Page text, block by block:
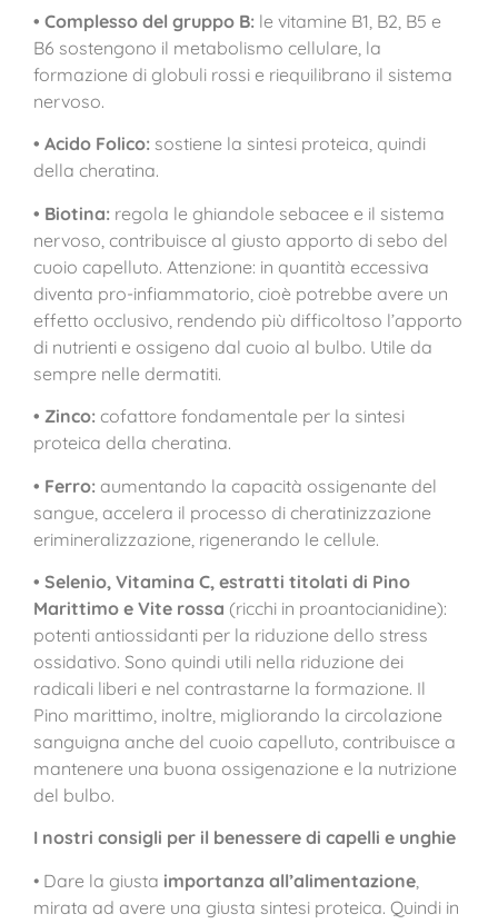
• Complesso del gruppo B: le vitamine B1, B2, B5 e
B6 sostengono il metabolismo cellulare, la
formazione di globuli rossi e riequilibrano il sistema
nervoso.
• Acido Folico: sostiene la sintesi proteica, quindi
della cheratina.
• Biotina: regola le ghiandole sebacee e il sistema
nervoso, contribuisce al giusto apporto di sebo del
cuoio capelluto. Attenzione: in quantità eccessiva
diventa pro-infiammatorio, cioè potrebbe avere un
effetto occlusivo, rendendo più difficoltoso l’apporto
di nutrienti e ossigeno dal cuoio al bulbo. Utile da
sempre nelle dermatiti.
• Zinco: cofattore fondamentale per la sintesi
proteica della cheratina.
• Ferro: aumentando la capacità ossigenante del
sangue, accelera il processo di cheratinizzazione
erimineralizzazione, rigenerando le cellule.
• Selenio, Vitamina C, estratti titolati di Pino
Marittimo e Vite rossa (ricchi in proantocianidine):
potenti antiossidanti per la riduzione dello stress
ossidativo. Sono quindi utili nella riduzione dei
radicali liberi e nel contrastarne la formazione. Il
Pino marittimo, inoltre, migliorando la circolazione
sanguigna anche del cuoio capelluto, contribuisce a
mantenere una buona ossigenazione e la nutrizione
del bulbo.
I nostri consigli per il benessere di capelli e unghie
• Dare la giusta importanza all’alimentazione
mirata ad avere una giusta sintesi proteica. Quindi in